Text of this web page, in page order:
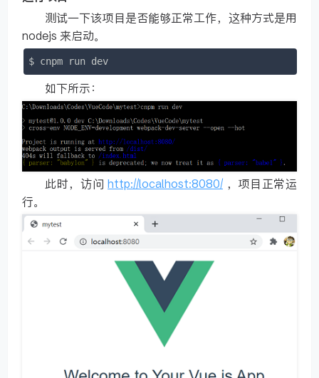
测试一下该项目是否能够正常工作，这种方式是用
nodejs 来启动。
$ cnpm run dev
如下所示：
此时，访问 http://localhost:8080/ ，项目正常运
行。